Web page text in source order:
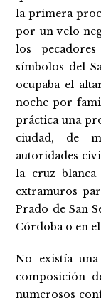
la primera
por un velo
los
símbolos del
ocupaba el
noche por
práctica una
ciudad, de
autoridades
la cruz blanca
extramuros
Prado de San
Córdoba o en
No existía
composición
numerosos